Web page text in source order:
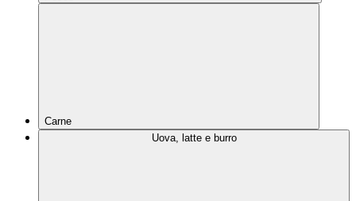
Carne
Uova, latte e burro